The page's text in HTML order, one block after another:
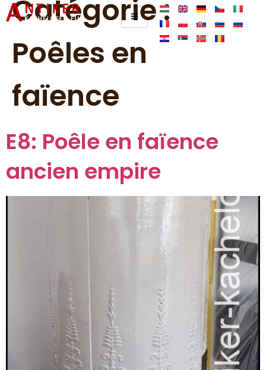
Catégorie :
Poêles en
faïence
E8: Poêle en faïence
ancien empire